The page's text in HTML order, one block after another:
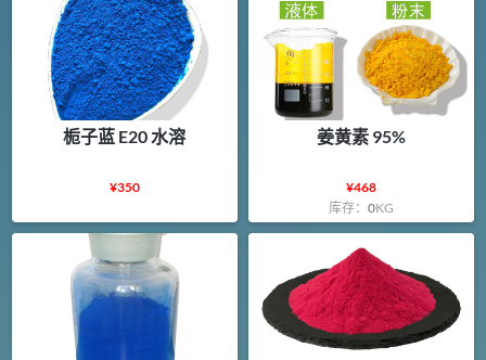
栀子蓝 E20 水溶
¥350
姜黄素 95%
¥468
库存：0KG